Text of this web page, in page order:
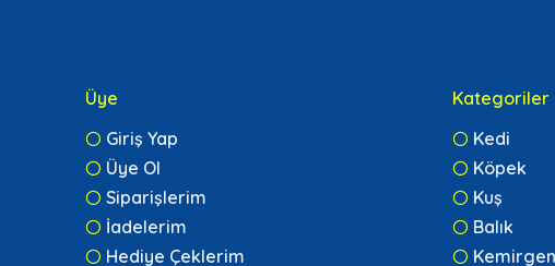
Üye
Giriş Yap
Üye Ol
Siparişlerim
İadelerim
Hediye Çeklerim
Kategoriler
Kedi
Köpek
Kuş
Balık
Kemirgen